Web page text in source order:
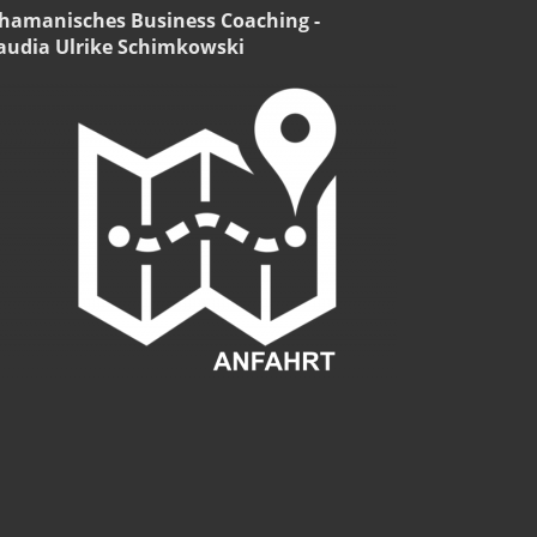
Business Coaching -
Ulrike Schimkowski